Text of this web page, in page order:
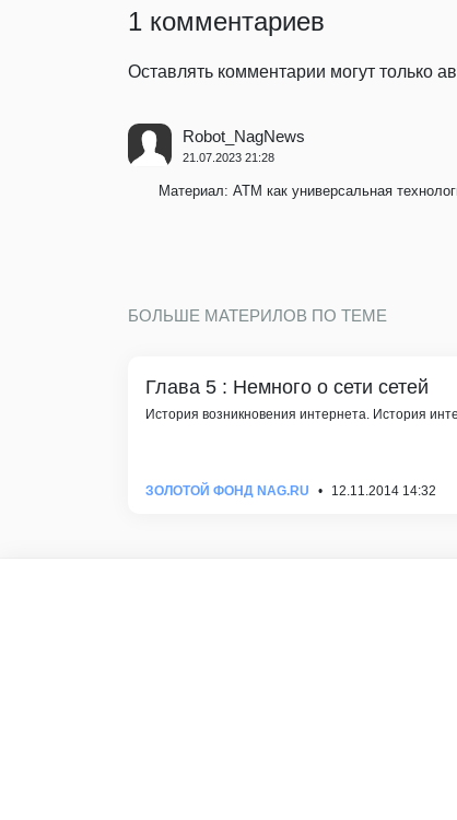
1 комментариев
Оставлять комментарии могут только
Robot_NagNews
21.07.2023 21:28
Материал: ATM как универсальная
БОЛЬШЕ МАТЕРИЛОВ ПО ТЕМЕ
Глава 5 : Немного о сети сетей
История возникновения интернета. История
ЗОЛОТОЙ ФОНД NAG.RU 12.11.2014 14:32